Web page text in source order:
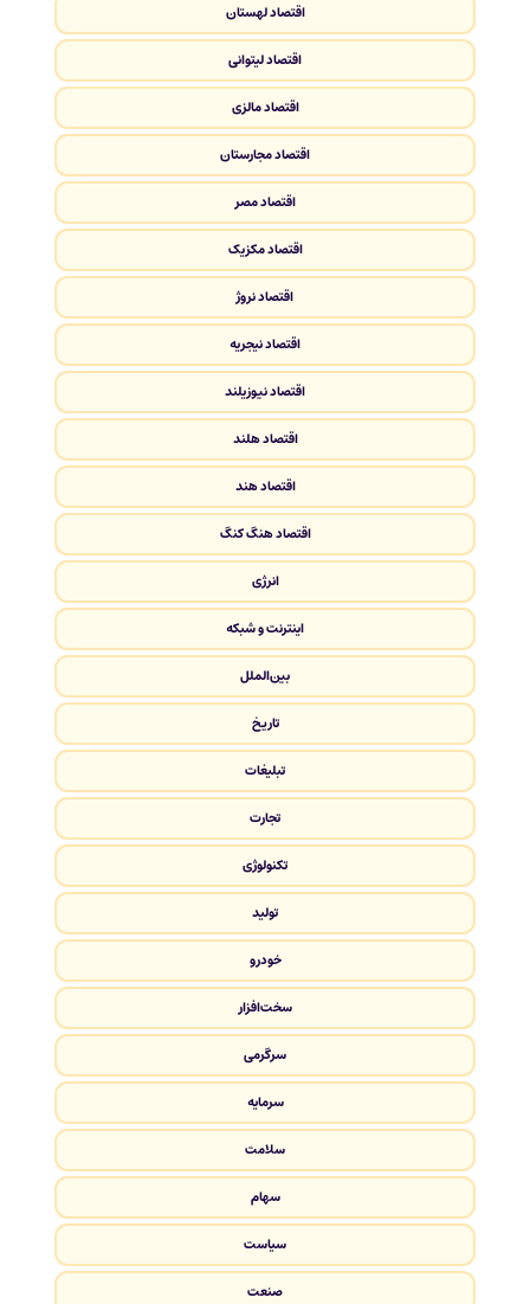
اقتصاد لهستان
اقتصاد لیتوانی
اقتصاد مالزی
اقتصاد مجارستان
اقتصاد مصر
اقتصاد مکزیک
اقتصاد نروژ
اقتصاد نیجریه
اقتصاد نیوزیلند
اقتصاد هلند
اقتصاد هند
اقتصاد هنگ کنگ
انرژی
اینترنت و شبکه
بین‌الملل
تاریخ
تبلیغات
تجارت
تکنولوژی
تولید
خودرو
سخت‌افزار
سرگرمی
سرمایه
سلامت
سهام
سیاست
صنعت